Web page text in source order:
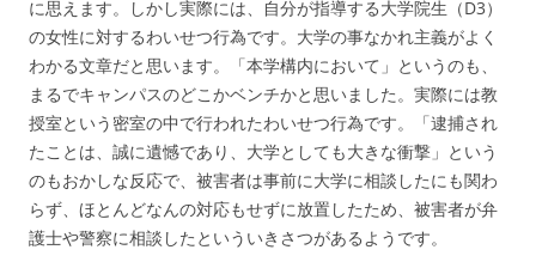
に思えます。しかし実際には、自分が指導する大学院生（D3）
の女性に対するわいせつ行為です。大学の事なかれ主義がよく
わかる文章だと思います。「本学構内において」というのも、
まるでキャンパスのどこかベンチかと思いました。実際には教
授室という密室の中で行われたわいせつ行為です。「逮捕され
たことは、誠に遺憾であり、大学としても大きな衝撃」という
のもおかしな反応で、被害者は事前に大学に相談したにも関わ
らず、ほとんどなんの対応もせずに放置したため、被害者が弁
護士や警察に相談したといういきさつがあるようです。